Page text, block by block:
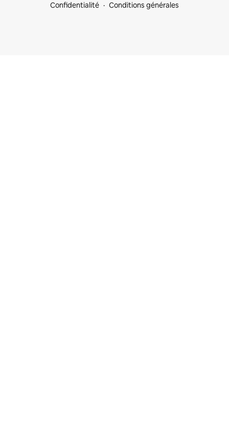
Confidentialité
Conditions générales